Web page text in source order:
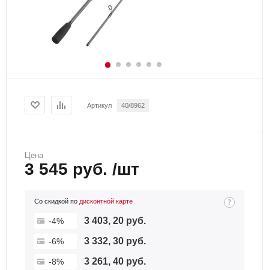
Артикул 40/8962
Цена
3 545 руб. /шт
Со скидкой по дисконтной карте
-4% 3 403, 20 руб.
-6% 3 332, 30 руб.
-8% 3 261, 40 руб.